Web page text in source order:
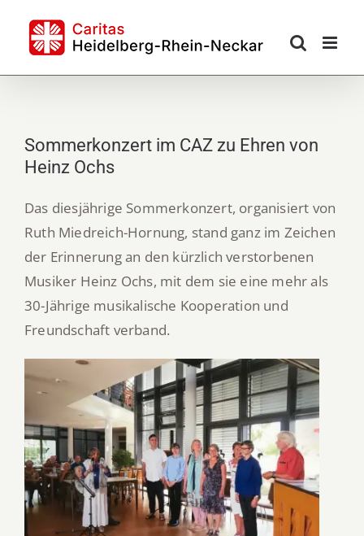
content
Sommerkonzert im CAZ zu Ehren von
Heinz Ochs
Das diesjährige Sommerkonzert, organisiert von
Ruth Miedreich-Hornung, stand ganz im Zeichen
der Erinnerung an den kürzlich verstorbenen
Musiker Heinz Ochs, mit dem sie eine mehr als
30-Jährige musikalische Kooperation und
Freundschaft verband.